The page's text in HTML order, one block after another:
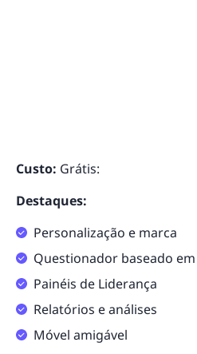
Custo: Grátis:
Destaques:
Personalização e marca
Questionador baseado
Painéis de Liderança
Relatórios e análises
Móvel amigável